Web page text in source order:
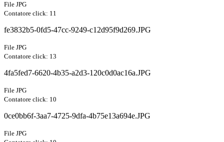
File JPG
Contatore click: 11
fe3832b5-0fd5-47cc-9249-c12d95f9d269.JPG
File JPG
Contatore click: 13
4fa5fed7-6620-4b35-a2d3-120c0d0ac16a.JPG
File JPG
Contatore click: 10
0ce0bb6f-3aa7-4725-9dfa-4b75e13a694e.JPG
File JPG